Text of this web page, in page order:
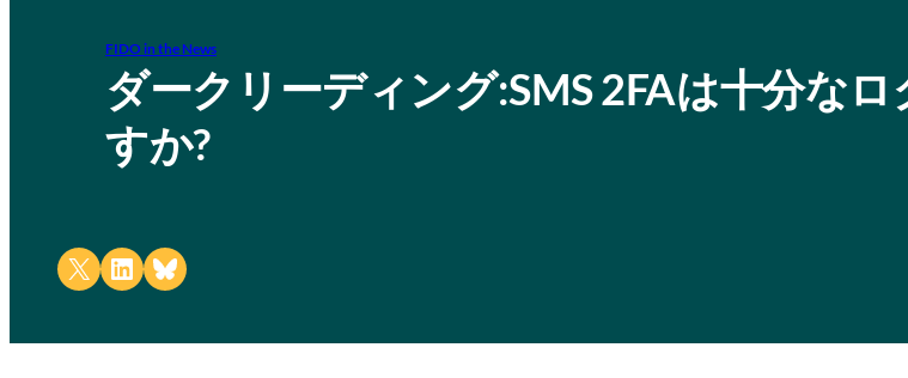
FIDO in the News
ダークリーディング:SMS 2FAは十分な
すか?
Share on X Share on LinkedIn
Share on Bluesky